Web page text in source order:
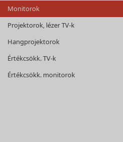
Monitorok
Projektorok, lézer TV-k
Hangprojektorok
Értékcsökk. TV-k
Értékcsökk. monitorok